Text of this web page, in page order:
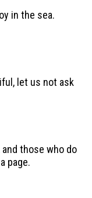
in the sea.
let us not ask
those who do
page.